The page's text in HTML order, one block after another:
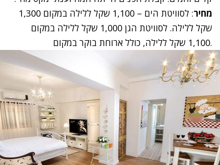
מחיר
: לסוויטת הים – 1,100 שקל ללילה במקום 1,300
שקל ללילה. לסוויטת הגן 1,000 שקל ללילה במקום
1,100 שקל ללילה, כולל ארוחת בוקר במקום.